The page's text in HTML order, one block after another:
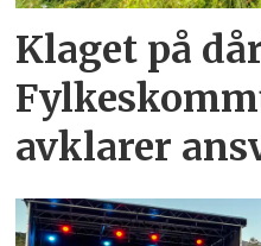
Klaget på
avklarer